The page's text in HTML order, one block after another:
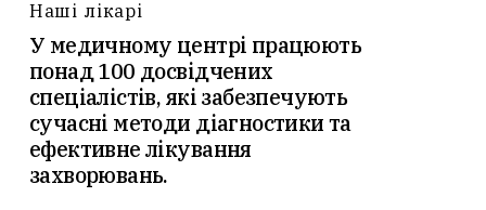
Наші лікарі
У медичному центрі працюють
понад 100 досвідчених
спеціалістів, які забезпечують
сучасні методи діагностики та
ефективне лікування
захворювань.